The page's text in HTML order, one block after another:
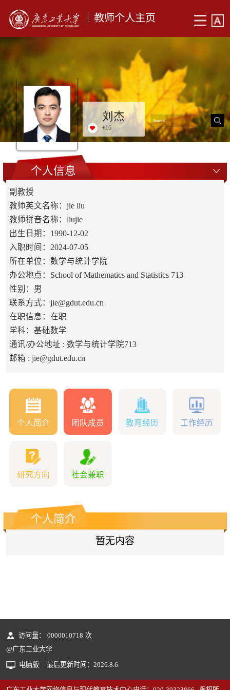
教师个人主页
刘杰
+16
个人信息
副教授
教师英文名称：jie liu
教师拼音名称：liujie
出生日期：1990-12-02
入职时间：2024-07-05
所在单位：数学与统计学院
办公地点：School of Mathematics and Statistics 713
性别：男
联系方式：jie@gdut.edu.cn
在职信息：在职
学科：基础数学
通讯/办公地址 : 数学与统计学院713
邮箱 : jie@gdut.edu.cn
个人简介 团队成员 教育经历 工作经历
研究方向 社会兼职
个人简介
暂无内容
访问量： 0000010718 次
@广东工业大学
电脑版
最后更新时间： 2026 8 6